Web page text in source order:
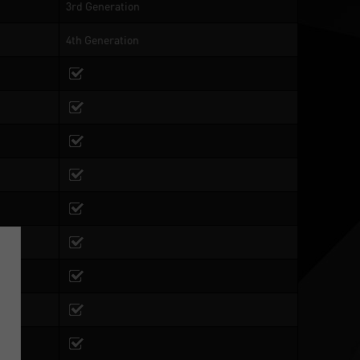
3rd Generation
4th Generation